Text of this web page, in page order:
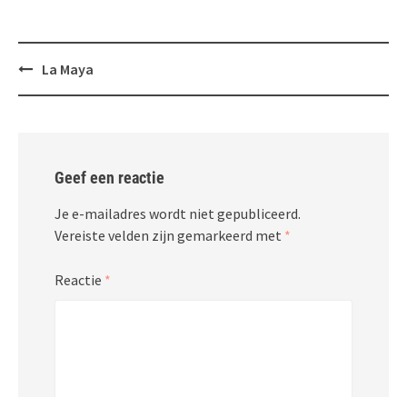
BerichtLa Maya
Geef een reactie
Je e-mailadres wordt niet gepubliceerd.
Vereiste velden zijn gemarkeerd met *
Reactie *